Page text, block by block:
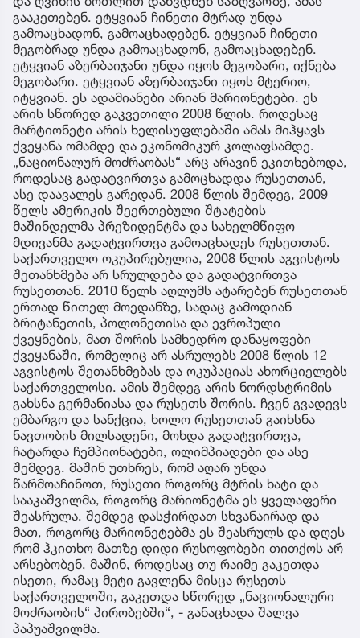
გააკეთებენ. ეტყვიან ჩინეთი მტრად უნდა
გამოაცხადონ, გამოაცხადებენ. ეტყვიან ჩინეთი
მეგობრად უნდა გამოაცხადონ, გამოაცხადებენ.
ეტყვიან აზერბაიჯანი უნდა იყოს მეგობარი, იქნება
მეგობარი. ეტყვიან აზერბაიჯანი იყოს მტერიო,
იტყვიან. ეს ადამიანები არიან მარიონეტები. ეს
არის სწორედ გაკვეთილი 2008 წლის. როდესაც
მარტიონეტი არის ხელისუფლებაში ამას მიჰყავს
ქვეყანა ომამდე და ეკონომიკურ კოლაფსამდე.
„ნაციონალურ მოძრაობას“ არც არავინ ეკითხებოდა,
როდესაც გადატვირთვა გამოცხადდა რუსეთთან,
ასე დაავალეს გარედან. 2008 წლის შემდეგ, 2009
წელს ამერიკის შეერთებული შტატების
მაშინდელმა პრეზიდენტმა და სახელმწიფო
მდივანმა გადატვირთვა გამოაცხადეს რუსეთთან.
საქართველო ოკუპირებულია, 2008 წლის აგვისტოს
შეთანხმება არ სრულდება და გადატვირთვა
რუსეთთან. 2010 წელს აღლუმს ატარებენ რუსეთთან
ერთად წითელ მოედანზე, სადაც გამოდიან
ბრიტანეთის, პოლონეთისა და ევროპული
ქვეყნების, მათ შორის სამხედრო დანაყოფები
ქვეყანაში, რომელიც არ ასრულებს 2008 წლის 12
აგვისტოს შეთანხმებას და ოკუპაციას ახორციელებს
საქართველოსი. ამის შემდეგ არის ნორდსტრიმის
გახსნა გერმანიასა და რუსეთს შორის. ჩვენ გვადევს
ემბარგო და სანქცია, ხოლო რუსეთთან გაიხსნა
ნავთობის მილსადენი, მოხდა გადატვირთვა,
ჩატარდა ჩემპიონატები, ოლიმპიადები და ასე
შემდეგ. მაშინ უთხრეს, რომ აღარ უნდა
წარმოაჩინოთ, რუსეთი როგორც მტრის ხატი და
სააკაშვილმა, როგორც მარიონეტმა ეს ყველაფერი
შეასრულა. შემდეგ დასჭირდათ სხვანაირად და
მათ, როგორც მარიონეტებმა ეს შეასრულს და დღეს
რომ ჰკითხო მათზე დიდი რუსოფობები თითქოს არ
არსებობენ, მაშინ, როდესაც თუ რაიმე გაკეთდა
ისეთი, რამაც მეტი გავლენა მისცა რუსეთს
საქართველოში, გაკეთდა სწორედ „ნაციონალური
მოძრაობის“ პირობებში“, - განაცხადა შალვა
პაპუაშვილმა.